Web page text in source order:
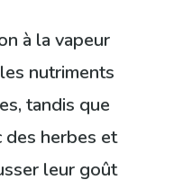
à la vapeur
nutriments
tandis que
des herbes et
leur goût